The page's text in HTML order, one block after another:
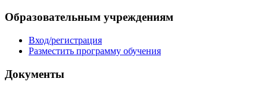
Образовательным учреждениям
Вход/регистрация
Разместить программу обучения
Документы